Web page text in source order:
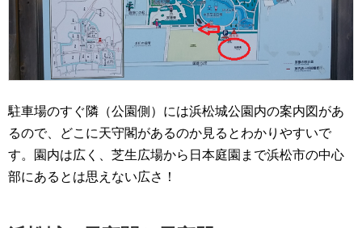
駐車場のすぐ隣（公園側）には浜松城公園内の案内図があ
るので、どこに天守閣があるのか見るとわかりやすいで
す。園内は広く、芝生広場から日本庭園まで浜松市の中心
部にあるとは思えない広さ！